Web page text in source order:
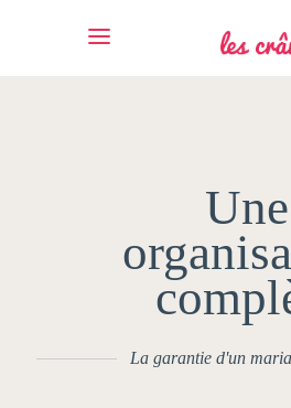
Une
La garantie d'un